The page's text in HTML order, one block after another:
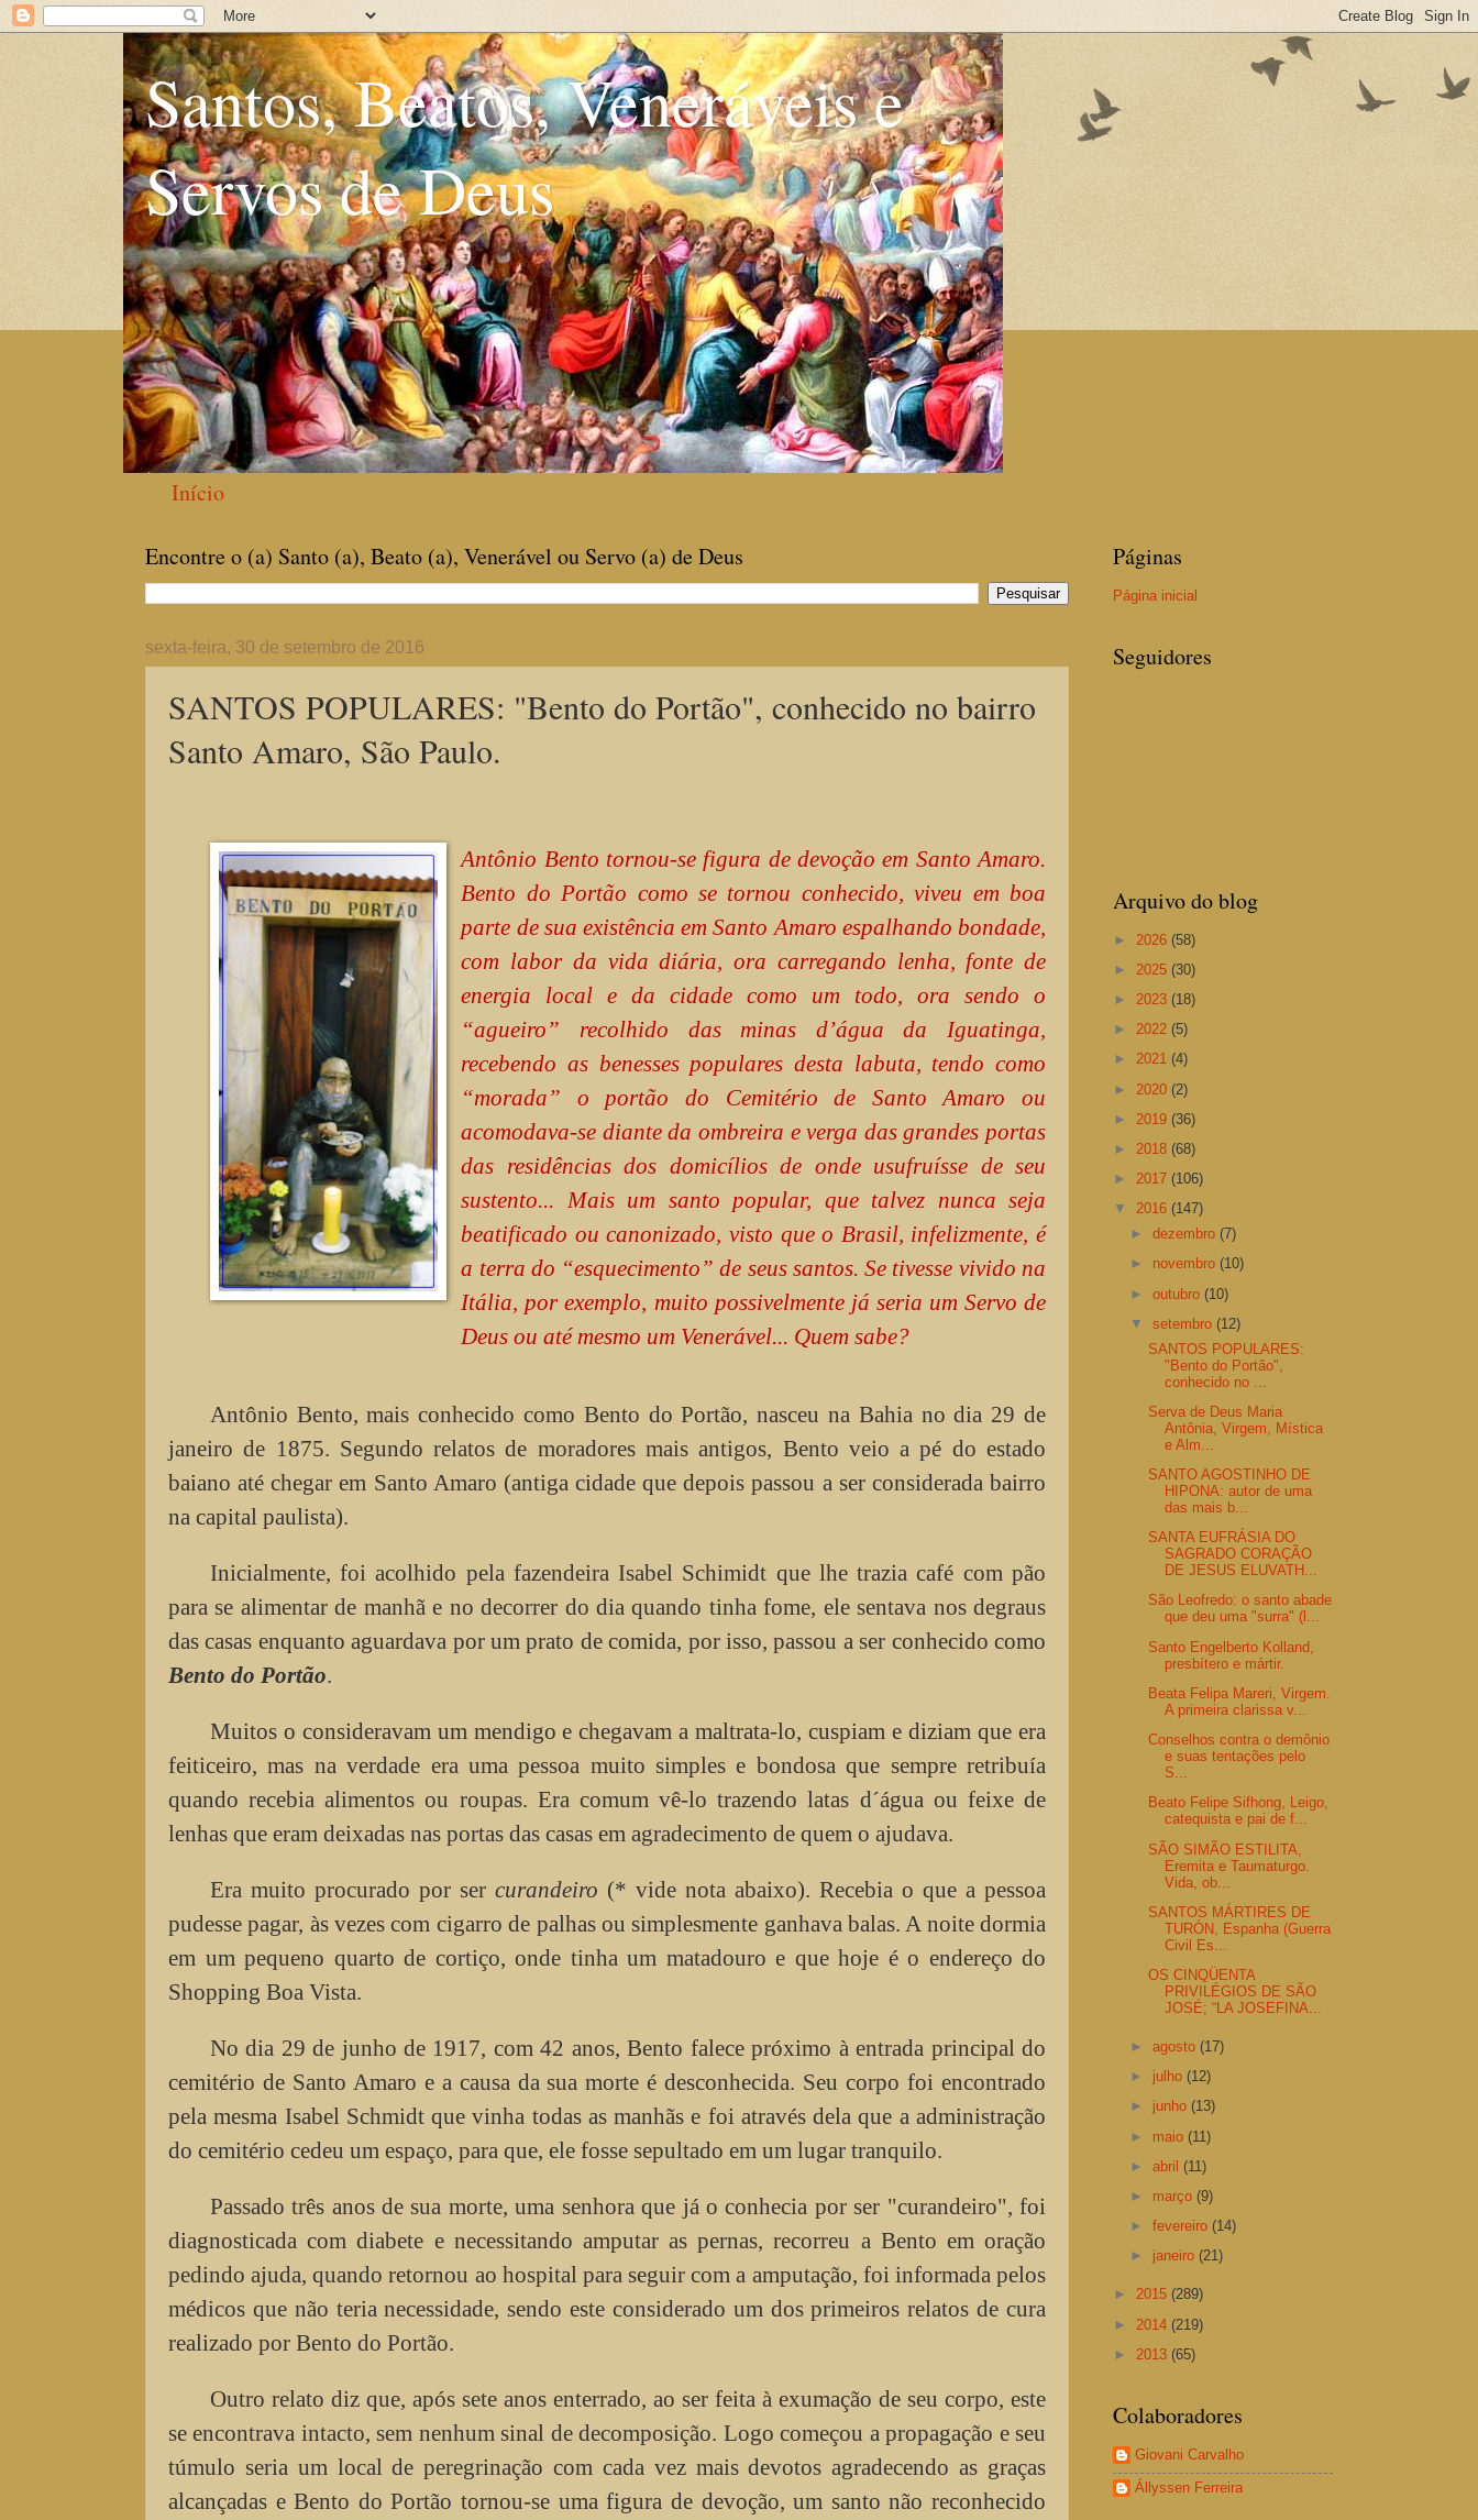
Santos, Beatos, Veneráveis e
Servos de Deus
Início
Encontre o (a) Santo (a), Beato (a), Venerável ou Servo (a) de Deus
sexta-feira, 30 de setembro de 2016
SANTOS POPULARES: "Bento do Portão", conhecido no bairro
Santo Amaro, São Paulo.
Antônio Bento tornou-se figura de devoção em Santo Amaro.
Bento do Portão como se tornou conhecido, viveu em boa
parte de sua existência em Santo Amaro espalhando bondade,
com labor da vida diária, ora carregando lenha, fonte de
energia local e da cidade como um todo, ora sendo o
“agueiro” recolhido das minas d’água da Iguatinga,
recebendo as benesses populares desta labuta, tendo como
“morada” o portão do Cemitério de Santo Amaro ou
acomodava-se diante da ombreira e verga das grandes portas
das residências dos domicílios de onde usufruísse de seu
sustento... Mais um santo popular, que talvez nunca seja
beatificado ou canonizado, visto que o Brasil, infelizmente, é
a terra do “esquecimento” de seus santos. Se tivesse vivido na
Itália, por exemplo, muito possivelmente já seria um Servo de
Deus ou até mesmo um Venerável... Quem sabe?
Antônio Bento, mais conhecido como Bento do Portão, nasceu na Bahia no dia 29 de
janeiro de 1875. Segundo relatos de moradores mais antigos, Bento veio a pé do estado
baiano até chegar em Santo Amaro (antiga cidade que depois passou a ser considerada bairro
na capital paulista).
Inicialmente, foi acolhido pela fazendeira Isabel Schimidt que lhe trazia café com pão
para se alimentar de manhã e no decorrer do dia quando tinha fome, ele sentava nos degraus
das casas enquanto aguardava por um prato de comida, por isso, passou a ser conhecido como
Bento do Portão.
Muitos o consideravam um mendigo e chegavam a maltrata-lo, cuspiam e diziam que era
feiticeiro, mas na verdade era uma pessoa muito simples e bondosa que sempre retribuía
quando recebia alimentos ou roupas. Era comum vê-lo trazendo latas d´água ou feixe de
lenhas que eram deixadas nas portas das casas em agradecimento de quem o ajudava.
Era muito procurado por ser curandeiro (* vide nota abaixo). Recebia o que a pessoa
pudesse pagar, às vezes com cigarro de palhas ou simplesmente ganhava balas. A noite dormia
em um pequeno quarto de cortiço, onde tinha um matadouro e que hoje é o endereço do
Shopping Boa Vista.
No dia 29 de junho de 1917, com 42 anos, Bento falece próximo à entrada principal do
cemitério de Santo Amaro e a causa da sua morte é desconhecida. Seu corpo foi encontrado
pela mesma Isabel Schmidt que vinha todas as manhãs e foi através dela que a administração
do cemitério cedeu um espaço, para que, ele fosse sepultado em um lugar tranquilo.
Passado três anos de sua morte, uma senhora que já o conhecia por ser "curandeiro", foi
diagnosticada com diabete e necessitando amputar as pernas, recorreu a Bento em oração
pedindo ajuda, quando retornou ao hospital para seguir com a amputação, foi informada pelos
médicos que não teria necessidade, sendo este considerado um dos primeiros relatos de cura
realizado por Bento do Portão.
Outro relato diz que, após sete anos enterrado, ao ser feita à exumação de seu corpo, este
se encontrava intacto, sem nenhum sinal de decomposição. Logo começou a propagação e seu
túmulo seria um local de peregrinação com cada vez mais devotos agradecendo as graças
alcançadas e Bento do Portão tornou-se uma figura de devoção, um santo não reconhecido
Páginas
Página inicial
Seguidores
Arquivo do blog
► 2026 (58)
► 2025 (30)
► 2023 (18)
► 2022 (5)
► 2021 (4)
► 2020 (2)
► 2019 (36)
► 2018 (68)
► 2017 (106)
▼ 2016 (147)
►dezembro(7)
► novembro(10)
►outubro(10)
▼setembro(12)
SANTOS POPULARES:
"Bento do Portão",
conhecido no ...
Serva de Deus Maria
Antônia, Virgem, Mística
e Alm...
SANTO AGOSTINHO DE
HIPONA: autor de uma
das mais b...
SANTA EUFRÁSIA DO
SAGRADO CORAÇÃO
DE JESUS ELUVATH...
São Leofredo: o santo abade
que deu uma "surra" (l...
Santo Engelberto Kolland,
presbítero e mártir.
Beata Felipa Mareri, Virgem.
A primeira clarissa v...
Conselhos contra o demônio
e suas tentações pelo
S...
Beato Felipe Sifhong, Leigo,
catequista e pai de f...
SÃO SIMÃO ESTILITA,
Eremita e Taumaturgo.
Vida, ob...
SANTOS MÁRTIRES DE
TURÓN, Espanha (Guerra
Civil Es...
OS CINQÜENTA
PRIVILÉGIOS DE SÃO
JOSÉ; “LA JOSEFINA...
►agosto(17)
► julho(12)
► junho(13)
► maio(11)
►abril(11)
► março(9)
►fevereiro(14)
► janeiro(21)
► 2015 (289)
► 2014 (219)
► 2013 (65)
Colaboradores
Giovani Carvalho
Állyssen Ferreira